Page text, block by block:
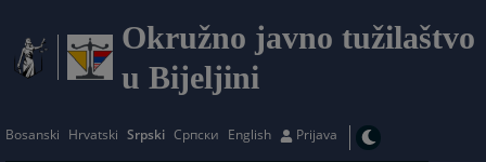
Okružno javno tužilaštvo
u Bijeljini
Bosanski Hrvatski Srpski Српски English Prijava